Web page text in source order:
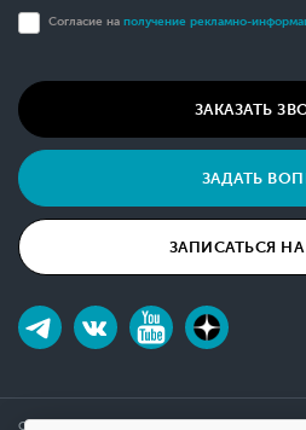
Согласие на получение рекламно-
ЗАКАЗАТЬ
ЗАДАТЬ
ЗАПИСАТЬСЯ
Обращаем ваше внимание на то, что данный